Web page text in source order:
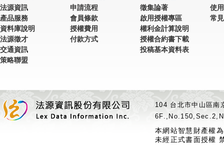
法源資訊
產品服務
資料庫說明
法源徵才
交通資訊
策略聯盟
申請流程
會員條款
授權費用
付款方式
徵集論著
啟用授權專區
權利金計算說明
授權合約書下載
投稿基本資料表
使
常
104 台北市中山區
本網站智慧財產權
未經正式書面授權